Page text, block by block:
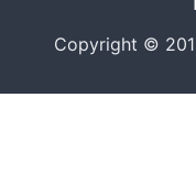
Copyright ©